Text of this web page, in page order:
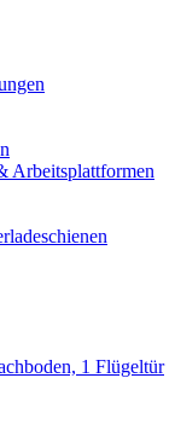
Arbeitsplattformen
1 Flügeltür